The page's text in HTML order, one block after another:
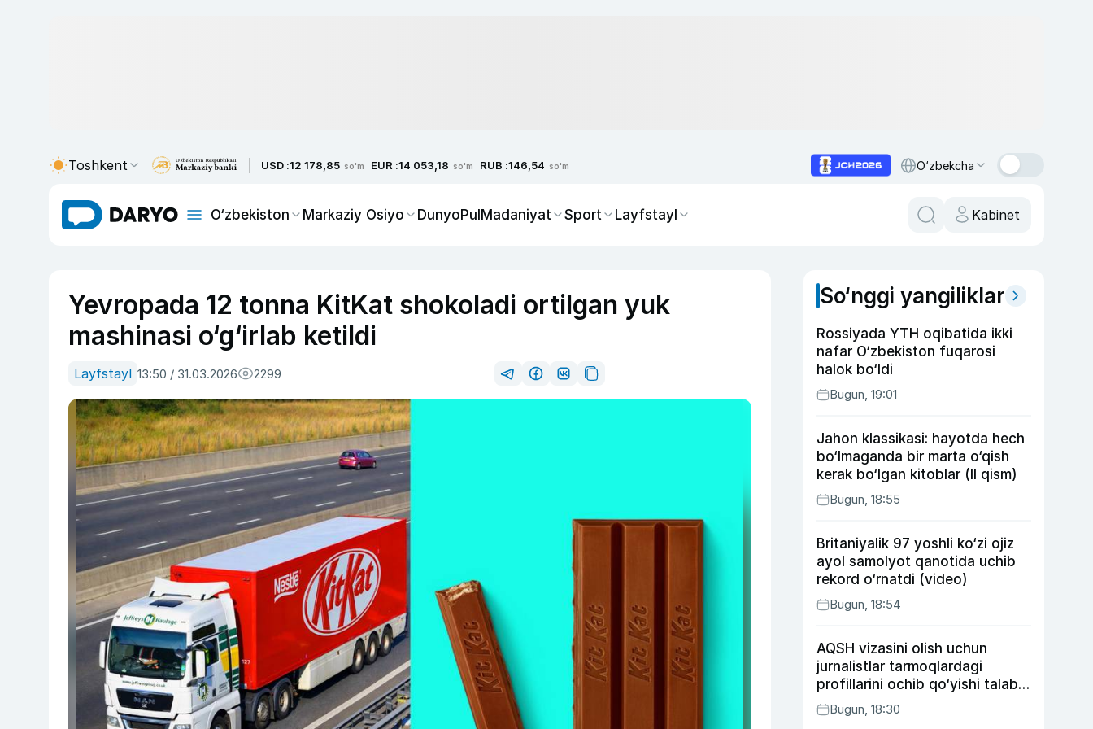
Toshkent USD :12 178,85 so'm EUR :14 053,18 so'm RUB :146,54 so'm O‘zbekcha
O‘zbekiston Markaziy Osiyo DunyoPulMadaniyat Sport Layfstayl Kabinet
Yevropada 12 tonna KitKat shokoladi ortilgan yuk
mashinasi o‘g‘irlab ketildi
Layfstayl 13:50 / 31.03.2026 2299
So‘nggi yangiliklar
Rossiyada YTH oqibatida ikki
nafar O‘zbekiston fuqarosi
halok bo‘ldi
Bugun, 19:01
Jahon klassikasi: hayotda hech
bo‘lmaganda bir marta o‘qish
kerak bo‘lgan kitoblar (II qism)
Bugun, 18:55
Britaniyalik 97 yoshli ko‘zi ojiz
ayol samolyot qanotida uchib
rekord o‘rnatdi (video)
Bugun, 18:54
AQSH vizasini olish uchun
jurnalistlar tarmoqlardagi
profillarini ochib qo‘yishi talab
etilishi mumkin
Bugun, 18:30